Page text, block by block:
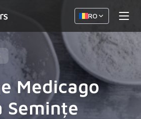
RO
Medicago
Semințe